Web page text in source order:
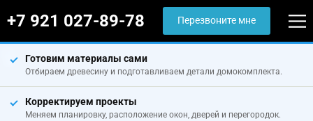
+7 921 027-89-78 Перезвоните мне
Готовим материалы сами
Отбираем древесину и подготавливаем детали домокомплекта.
Корректируем проекты
Меняем планировку, расположение окон, дверей и перегородок.